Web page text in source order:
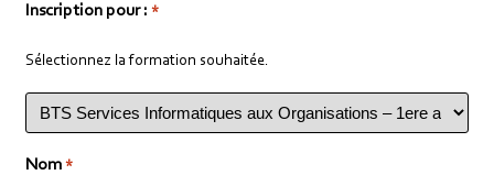
Inscription pour : *
Sélectionnez la formation souhaitée.
Nom *